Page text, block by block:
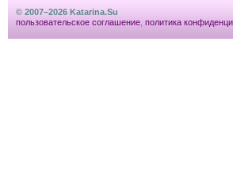
© 2007–2026 Katarina.Su
пользовательское соглашение политика